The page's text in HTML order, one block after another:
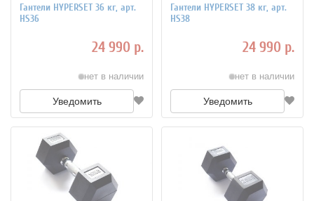
Гантели HYPERSET 36 кг, арт.
HS36
24 990 р.
нет в наличии
Уведомить
Гантели HYPERSET 38 кг, арт.
HS38
24 990 р.
нет в наличии
Уведомить